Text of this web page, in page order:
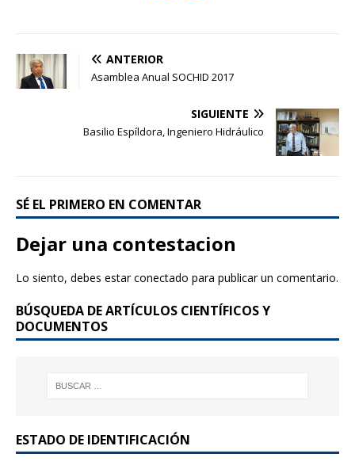
o
o
k
ANTERIOR
Asamblea Anual SOCHID 2017
SIGUIENTE
Basilio Espíldora, Ingeniero Hidráulico
SÉ EL PRIMERO EN COMENTAR
Dejar una contestacion
Lo siento, debes estarconectado para publicar un comentario.
BÚSQUEDA DE ARTÍCULOS CIENTÍFICOS Y
DOCUMENTOS
ESTADO DE IDENTIFICACIÓN